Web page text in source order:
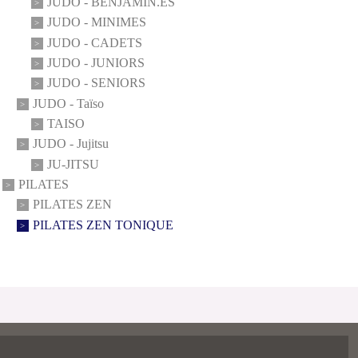
JUDO - MINIMES
JUDO - CADETS
JUDO - JUNIORS
JUDO - SENIORS
JUDO - Taïso
TAISO
JUDO - Jujitsu
JU-JITSU
PILATES
PILATES ZEN
PILATES ZEN TONIQUE